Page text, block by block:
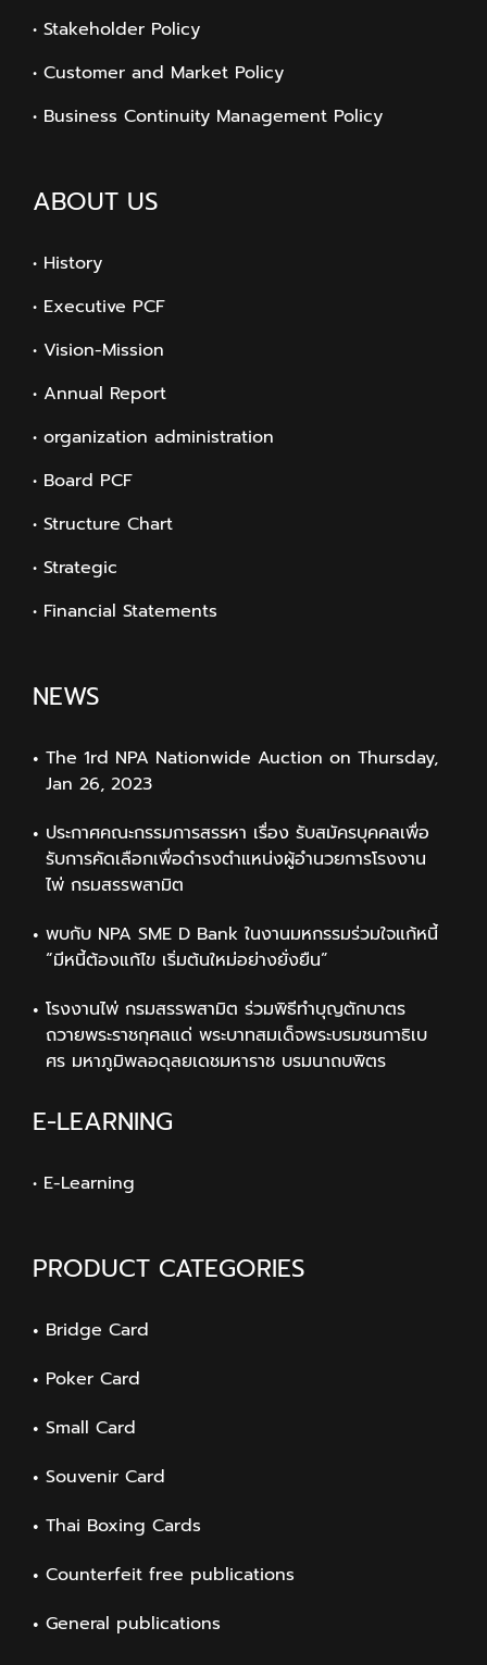
• Stakeholder Policy
• Customer and Market Policy
• Business Continuity Management Policy
ABOUT US
• History
• Executive PCF
• Vision-Mission
• Annual Report
• organization administration
• Board PCF
• Structure Chart
• Strategic
• Financial Statements
NEWS
The 1rd NPA Nationwide Auction on Thursday,
Jan 26, 2023
ประกาศคณะกรรมการสรรหา เรื่อง รับสมัครบุคคลเพื่อ
รับการคัดเลือกเพื่อดำรงตำแหน่งผู้อำนวยการโรงงาน
ไพ่ กรมสรรพสามิต
พบกับ NPA SME D Bank ในงานมหกรรมร่วมใจแก้หนี้
“มีหนี้ต้องแก้ไข เริ่มต้นใหม่อย่างยั่งยืน”
โรงงานไพ่ กรมสรรพสามิต ร่วมพิธีทำบุญตักบาตร
ถวายพระราชกุศลแด่ พระบาทสมเด็จพระบรมชนกาธิเบ
ศร มหาภูมิพลอดุลยเดชมหาราช บรมนาถบพิตร
E-LEARNING
• E-Learning
PRODUCT CATEGORIES
Bridge Card
Poker Card
Small Card
Souvenir Card
Thai Boxing Cards
Counterfeit free publications
General publications